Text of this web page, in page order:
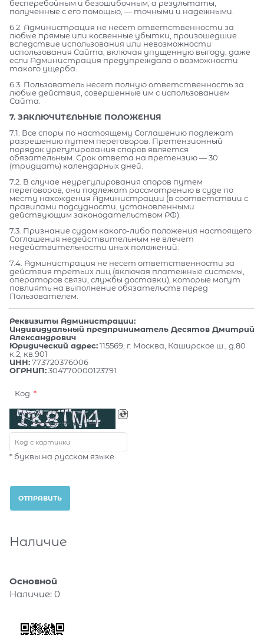
бесперебойным и безошибочным, а результаты,
полученные с его помощью, — точными и надежными.
6.2. Администрация не несет ответственности за
любые прямые или косвенные убытки, произошедшие
вследствие использования или невозможности
использования Сайта, включая упущенную выгоду, даже
если Администрация предупреждала о возможности
такого ущерба.
6.3. Пользователь несет полную ответственность за
любые действия, совершенные им с использованием
Сайта.
7. ЗАКЛЮЧИТЕЛЬНЫЕ ПОЛОЖЕНИЯ
7.1. Все споры по настоящему Соглашению подлежат
разрешению путем переговоров. Претензионный
порядок урегулирования споров является
обязательным. Срок ответа на претензию — 30
(тридцать) календарных дней.
7.2. В случае неурегулирования споров путем
переговоров, они подлежат рассмотрению в суде по
месту нахождения Администрации (в соответствии с
правилами подсудности, установленными
действующим законодательством РФ).
7.3. Признание судом какого-либо положения настоящего
Соглашения недействительным не влечет
недействительности иных положений.
7.4. Администрация не несет ответственности за
действия третьих лиц (включая платежные системы,
операторов связи, службы доставки), которые могут
повлиять на выполнение обязательств перед
Пользователем.
Реквизиты Администрации:
Индивидуальный предприниматель Десятов Дмитрий
Александрович
Юридический адрес:115569, г. Москва, Каширское ш., д.80
к.2, кв.901
ИНН:773720376006
ОГРНИП:304770000123791
Код
* буквы на русском языке
Наличие
Основной
Наличие: 0